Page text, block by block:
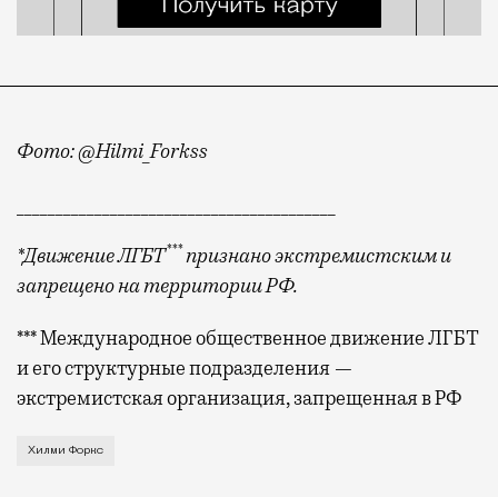
Фото: @Hilmi_Forkss
*Движение ЛГБТ***признано экстремистским и
запрещено на территории РФ.
*** Международное общественное движение ЛГБТ
и его структурные подразделения —
экстремистская организация, запрещенная в РФ
Хилми Форкс